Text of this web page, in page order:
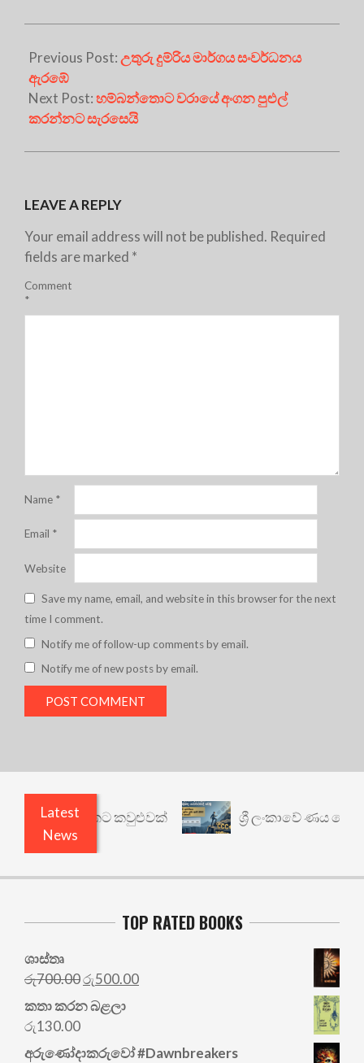
Previous Post:උතුරු දුම්රිය මාර්ගය සංවර්ධනය
ඇරඹේ
Next Post:හම්බන්තොට වරායේ අංගන පුළුල්
කරන්නට සැරසෙයි
LEAVE A REPLY
Your email address will not be published. Required
fields are marked *
Comment
*
Name *
Email *
Website
Save my name, email, and website in this browser for the next
time I comment.
Notify me of follow-up comments by email.
Notify me of new posts by email.
Latest
News
යථාර්ථයකට කවුළුවක් ශ්‍රී ලංකාවේ ණය
TOP RATED BOOKS
ශාස්තෘ
රු700.00Original
price
was:
රු500.00Current
කතා කරන බළලා
රු130.00
අරු‍ණෝදාකරුවෝ #Dawnbreakers